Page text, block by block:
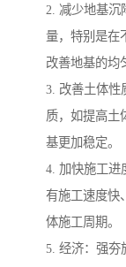
2. 减少地基沉
量，特别是在
改善地基的均
3. 改善土体性
质，如提高土
基更加稳定。
4. 加快施工进
有施工速度快
体施工周期。
5. 经济：强夯